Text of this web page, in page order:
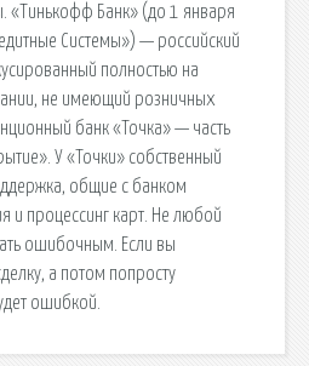
Банк» (до 1 января
Системы») — российский
полностью на
не имеющий розничных
банк «Точка» — часть
У «Точки» собственный
общие с банком
и процессинг карт. Не любой
ошибочным. Если вы
а потом попросту
ошибкой.